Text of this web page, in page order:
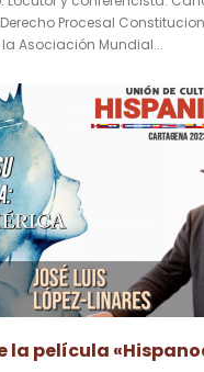
Procesal
Asociación Mundial...
la película